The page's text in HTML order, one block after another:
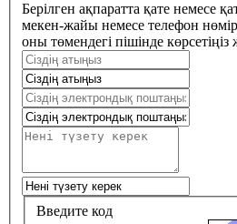
Берілген ақпаратта қате немесе
мекен-жайы немесе телефон
оны төмендегі пішінде көрсетіңіз
Введите код